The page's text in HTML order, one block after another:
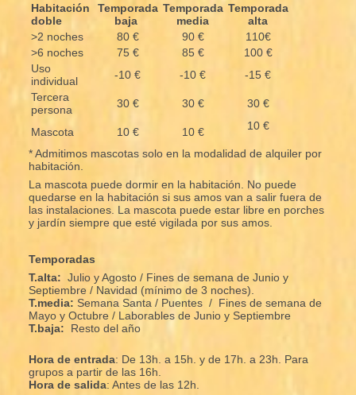
Habitación
doble
Temporada
baja
Temporada
media
Temporada
alta
>2 noches
80 € 90 €
110€
>6 noches
75 € 85 €
100 €
Uso
individual
-10 € -10 €
-15 €
Tercera
persona
30 € 30 € 30 €
Mascota 10 € 10 € 10 €
* Admitimos mascotas solo en la modalidad de alquiler por
habitación.
La mascota puede dormir en la habitación. No puede
quedarse en la habitación si sus amos van a salir fuera de
las instalaciones. La mascota puede estar libre en porches
y jardín siempre que esté vigilada por sus amos.
Temporadas
T.alta: Julio y Agosto / Fines de semana de Junio y
Septiembre / Navidad (mínimo de 3 noches).
T.media: Semana Santa / Puentes / Fines de semana de
Mayo y Octubre / Laborables de Junio y Septiembre
T.baja: Resto del año
Hora de entrada: De 13h. a 15h. y de 17h. a 23h. Para
grupos a partir de las 16h.
Hora de salida: Antes de las 12h.